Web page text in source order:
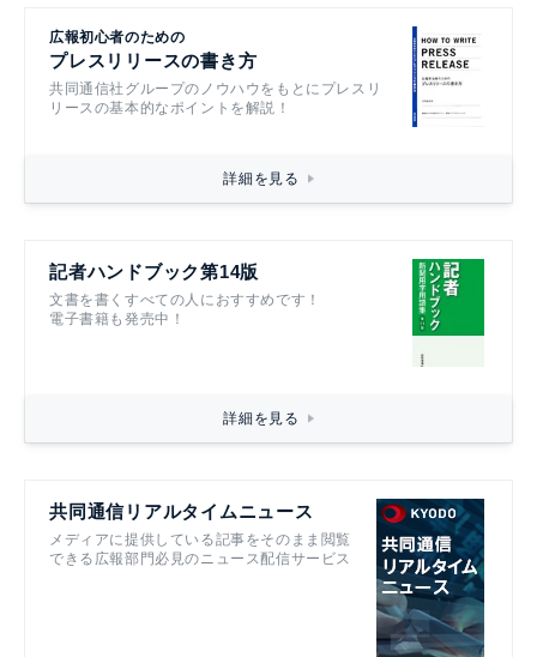
広報初心者のための
プレスリリースの書き方
共同通信社グループのノウハウをもとにプレスリ
リースの基本的なポイントを解説！
詳細を見る
記者ハンドブック第14版
文書を書くすべての人におすすめです！
電子書籍も発売中！
詳細を見る
共同通信リアルタイムニュース
メディアに提供している記事をそのまま閲覧
できる広報部門必見のニュース配信サービス